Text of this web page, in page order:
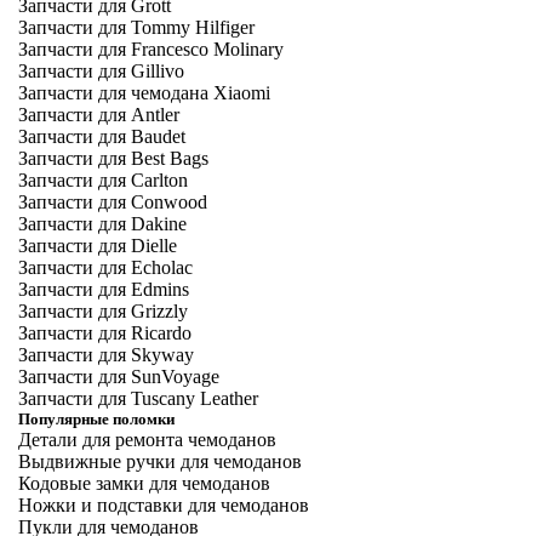
Запчасти для Grott
Запчасти для Tommy Hilfiger
Запчасти для Francesco Molinary
Запчасти для Gillivo
Запчасти для чемодана Xiaomi
Запчасти для Antler
Запчасти для Baudet
Запчасти для Best Bags
Запчасти для Carlton
Запчасти для Conwood
Запчасти для Dakine
Запчасти для Dielle
Запчасти для Echolac
Запчасти для Edmins
Запчасти для Grizzly
Запчасти для Ricardo
Запчасти для Skyway
Запчасти для SunVoyage
Запчасти для Tuscany Leather
Популярные поломки
Детали для ремонта чемоданов
Выдвижные ручки для чемоданов
Кодовые замки для чемоданов
Ножки и подставки для чемоданов
Пукли для чемоданов